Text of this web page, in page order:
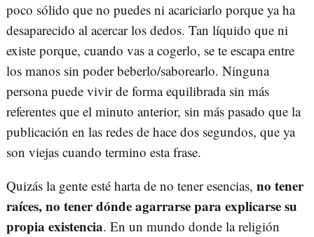
poco sólido que no puedes ni acariciarlo porque ya ha
desaparecido al acercar los dedos. Tan líquido que ni
existe porque, cuando vas a cogerlo, se te escapa entre
los manos sin poder beberlo/saborearlo. Ninguna
persona puede vivir de forma equilibrada sin más
referentes que el minuto anterior, sin más pasado que la
publicación en las redes de hace dos segundos, que ya
son viejas cuando termino esta frase.
Quizás la gente esté harta de no tener esencias, no tener
raíces, no tener dónde agarrarse para explicarse su
propia existencia. En un mundo donde la religión